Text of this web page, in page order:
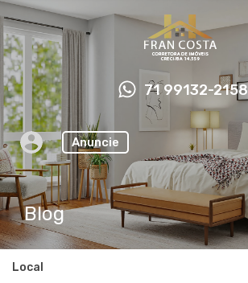
71 99132-2158
Anuncie
Blog
Local